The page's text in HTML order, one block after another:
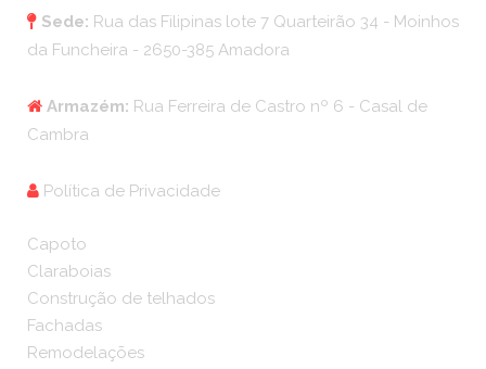
Sede: Rua das Filipinas lote 7 Quarteirão 34 - Moinhos
da Funcheira - 2650-385 Amadora
Armazém: Rua Ferreira de Castro nº 6 - Casal de
Cambra
Política de Privacidade
Capoto
Claraboias
Construção de telhados
Fachadas
Remodelações